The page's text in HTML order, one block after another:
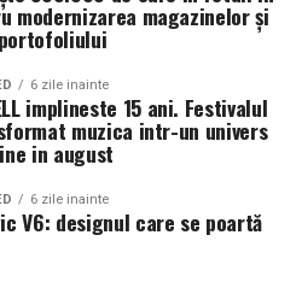
restaurarea anatomiei
îndepărtarea
fertilitatea prin:
normale
pelvine
la foliculi pentru puncție
pe FIV)
integrată într-un container
de construcție și se redislocă
nou șantier.
beneficiar
compactă din gama UZINEX
, dimensionată pentru
de subtraversări orizontale
modernizarea magazinelor și
6 zile inainte
implineste 15 ani. Festivalul
muzica intr-un univers
in august
6 zile inainte
V6: designul care se poartă